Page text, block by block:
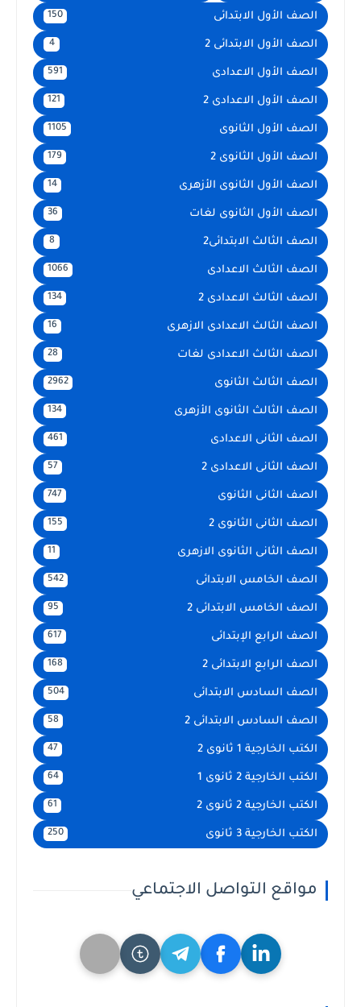
الصف الأول الابتدائى 150
الصف الأول الابتدائى 2 4
الصف الأول الاعدادى 591
الصف الأول الاعدادى 2 121
الصف الأول الثانوى 1105
الصف الأول الثانوى 2 179
الصف الأول الثانوى الأزهرى 14
الصف الأول الثانوى لغات 36
الصف الثالث الابتدائى2 8
الصف الثالث الاعدادى 1066
الصف الثالث الاعدادى 2 134
الصف الثالث الاعدادى الازهرى 16
الصف الثالث الاعدادى لغات 28
الصف الثالث الثانوى 2962
الصف الثالث الثانوى الأزهرى 134
الصف الثانى الاعدادى 461
الصف الثانى الاعدادى 2 57
الصف الثانى الثانوى 747
الصف الثانى الثانوى 2 155
الصف الثانى الثانوى الازهرى 11
الصف الخامس الابتدائى 542
الصف الخامس الابتدائى 2 95
الصف الرابع الإبتدائى 617
الصف الرابع الابتدائى 2 168
الصف السادس الابتدائى 504
الصف السادس الابتدائى 2 58
الكتب الخارجية 1 ثانوى 2 47
الكتب الخارجية 2 ثانوى 1 64
الكتب الخارجية 2 ثانوى 2 61
الكتب الخارجية 3 ثانوى 250
مواقع التواصل الاجتماعي